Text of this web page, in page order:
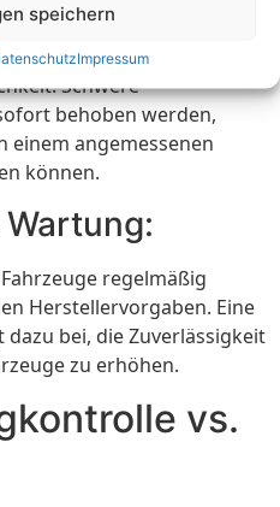
speichern
Impressum
Mängel
Sie die Reparaturen
Schwere
behoben werden,
einem angemessenen
können.
regelmäßig
Herstellervorgaben. Eine
bei, die Zuverlässigkeit
zu erhöhen.
vs.